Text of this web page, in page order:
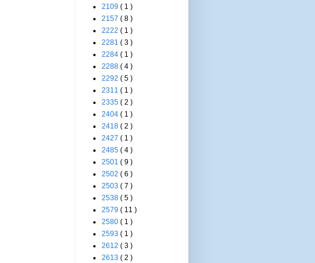
2109 ( 1 )
2157 ( 8 )
2222 ( 1 )
2281 ( 3 )
2284 ( 1 )
2288 ( 4 )
2292 ( 5 )
2311 ( 1 )
2335 ( 2 )
2404 ( 1 )
2418 ( 2 )
2427 ( 1 )
2485 ( 4 )
2501 ( 9 )
2502 ( 6 )
2503 ( 7 )
2538 ( 5 )
2579 ( 11 )
2580 ( 1 )
2593 ( 1 )
2612 ( 3 )
2613 ( 2 )